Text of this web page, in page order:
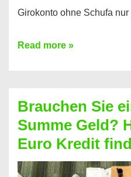
Girokonto ohne Schufa
Günstiges
Geht
das
überhaupt?
Na
Read more »
Brauchen Sie
Summe Geld?
Euro Kredit